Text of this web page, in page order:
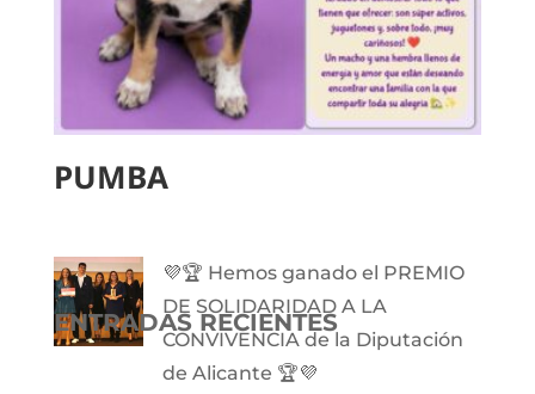
PUMBA
ENTRADAS RECIENTES
💜🏆 Hemos ganado el PREMIO
DE SOLIDARIDAD A LA
CONVIVENCIA de la Diputación
de Alicante 🏆💜